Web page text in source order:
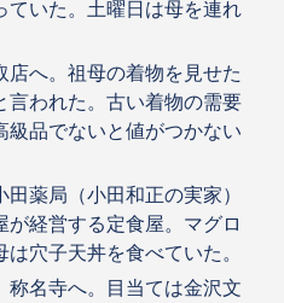
ていた。土曜日は母を連れ
店へ。祖母の着物を見せた
言われた。古い着物の需要
級品でないと値がつかない
薬局（小田和正の実家）
経営する定食屋。マグロ
穴子天丼を食べていた。
称名寺へ。目当ては金沢文